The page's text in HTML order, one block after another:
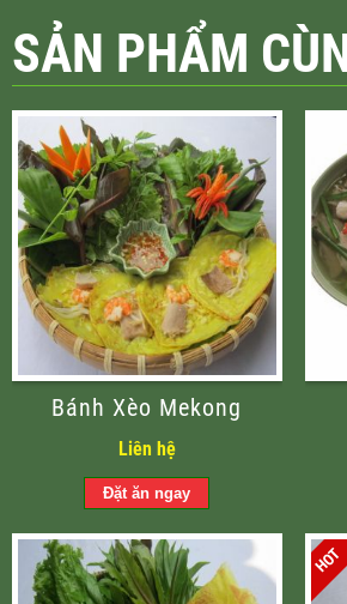
SẢN PHẨM
Bánh Xèo Mekong
Liên hệ